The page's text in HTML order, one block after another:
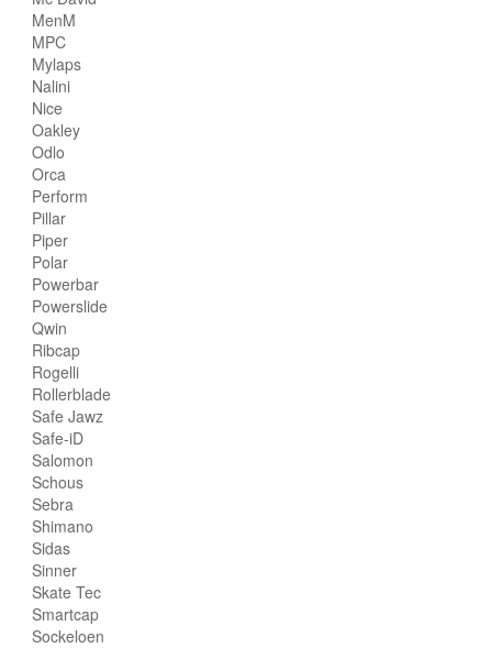
MenM
MPC
Mylaps
Nalini
Nice
Oakley
Odlo
Orca
Perform
Pillar
Piper
Polar
Powerbar
Powerslide
Qwin
Ribcap
Rogelli
Rollerblade
Safe Jawz
Safe-iD
Salomon
Schous
Sebra
Shimano
Sidas
Sinner
Skate Tec
Smartcap
Sockeloen